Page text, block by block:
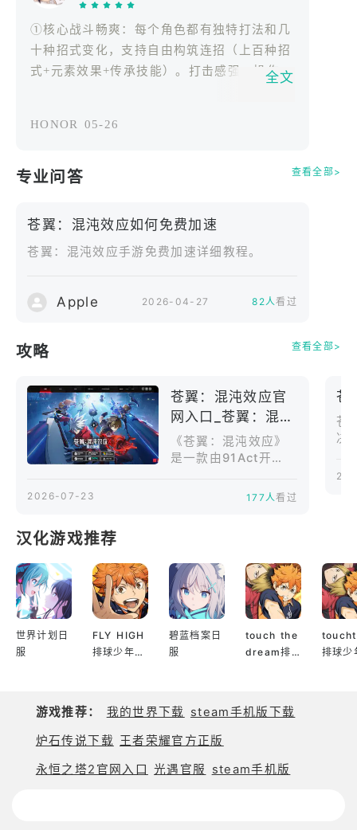
戏、最佳玩法游戏
【温馨提示】
* 本游戏含有可能诱发光敏性癫痫的画面闪烁等视觉
互通；
【权利标记】
①核心战斗畅爽：每个角色都有独特打法和几
十种招式变化，支持自由构筑连招（上百种招
式+元素效果+传承技能）。打击感强、操作丝
上联动内容，游玩价值很高。 ③小缺点：初
式），整体娱乐性很强，适合喜欢动作游戏的
全文
HONOR 05-26
专业问答 查看全部>
苍翼：混沌效应如何免费加速
苍翼：混沌效应手游免费加速详细教程。
Apple 2026-04-27 82人看过
攻略 查看全部>
苍翼：混沌效应官
网入口_苍翼：混沌
效应官网版下载介
绍
《苍翼：混沌效应》
是一款由91Act开
E》系列正版授权的2
默示录》系列角色，
但采用独立原创世界
观，手机版剧情并不
E》本篇故事。玩家可
以操控拉格纳、琴
等角色，在随机生成
能、策略和传承技，
2026-07-23 177人看过
苍
苍
决
汉化游戏推荐
世界计划日
服
FLY HIGH
排球少年日
碧蓝档案日
服
touch the
dream排
排球少
游戏推荐： 我的世界下载 steam手机版下载
炉石传说下载 王者荣耀官方正版
永恒之塔2官网入口 光遇官服 steam手机版